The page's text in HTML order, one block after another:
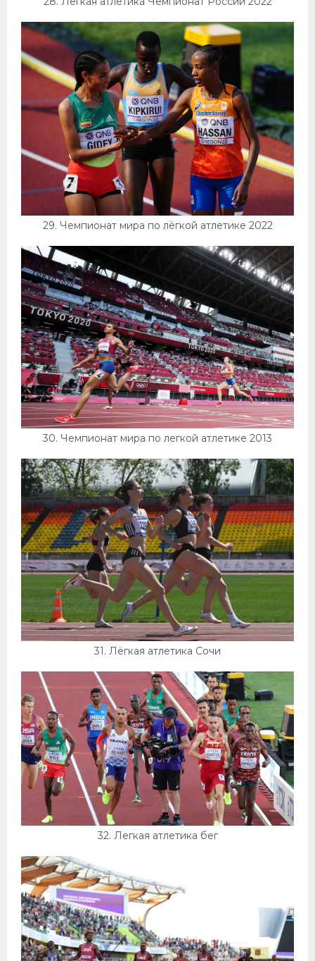
29. Чемпионат мира по лёгкой атлетике 2022
30. Чемпионат мира по легкой атлетике 2013
31. Лёгкая атлетика Сочи
32. Легкая атлетика бег